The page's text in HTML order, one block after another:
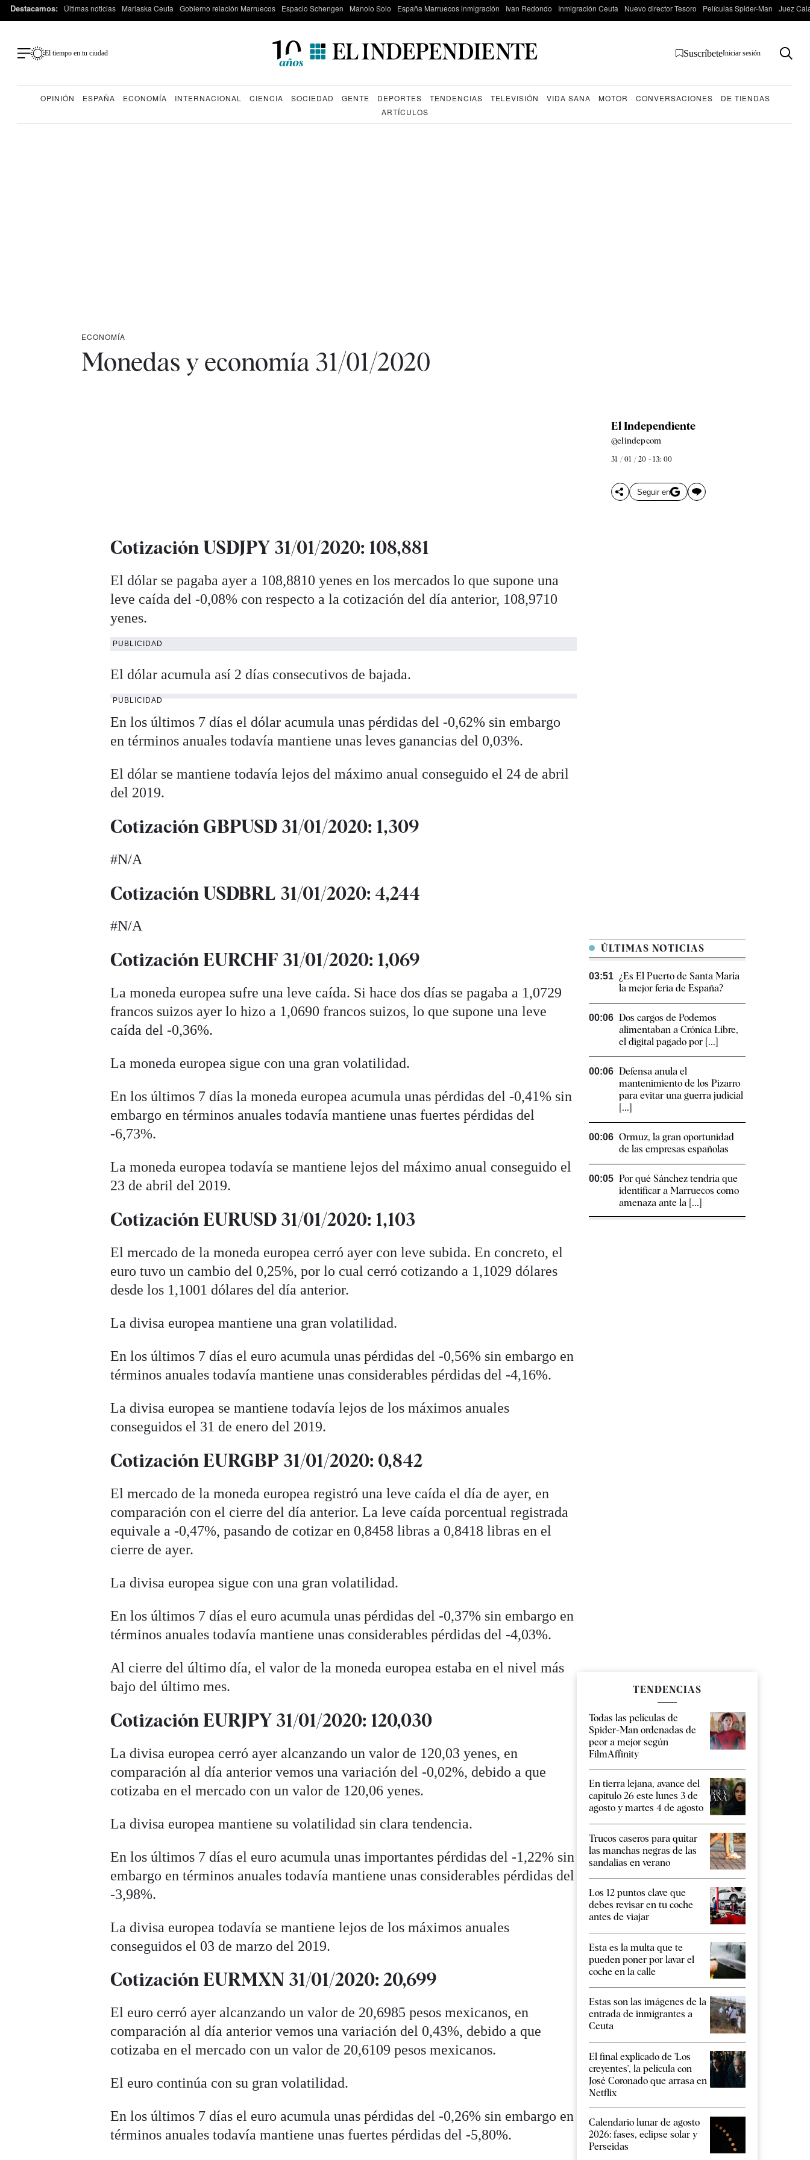
Destacamos: Últimas noticias Marlaska Ceuta Gobierno relación Marruecos Espacio Schengen Manolo Solo España Marruecos inmigración Ivan Redondo Inmigración Ceuta Nuevo director Tesoro Películas Spider-Man Juez
El tiempo en tu ciudad SuscríbeteIniciar sesión
OPINIÓN ESPAÑA ECONOMÍA INTERNACIONAL CIENCIA SOCIEDAD GENTE DEPORTES TENDENCIAS TELEVISIÓN VIDA SANA MOTOR CONVERSACIONES
DE TIENDAS
ARTÍCULOS
ECONOMÍA
Monedas y economía 31/01/2020
El Independiente
@elindepcom
31 / 01 / 20 - 13: 00
Seguir en
Cotización USDJPY 31/01/2020: 108,881
El dólar se pagaba ayer a 108,8810 yenes en los mercados lo que supone una
leve caída del -0,08% con respecto a la cotización del día anterior, 108,9710
yenes.
PUBLICIDAD
El dólar acumula así 2 días consecutivos de bajada.
PUBLICIDAD
En los últimos 7 días el dólar acumula unas pérdidas del -0,62% sin embargo
en términos anuales todavía mantiene unas leves ganancias del 0,03%.
El dólar se mantiene todavía lejos del máximo anual conseguido el 24 de abril
del 2019.
Cotización GBPUSD 31/01/2020: 1,309
#N/A
Cotización USDBRL 31/01/2020: 4,244
#N/A
Cotización EURCHF 31/01/2020: 1,069
La moneda europea sufre una leve caída. Si hace dos días se pagaba a 1,0729
francos suizos ayer lo hizo a 1,0690 francos suizos, lo que supone una leve
caída del -0,36%.
La moneda europea sigue con una gran volatilidad.
En los últimos 7 días la moneda europea acumula unas pérdidas del -0,41% sin
embargo en términos anuales todavía mantiene unas fuertes pérdidas del
-6,73%.
La moneda europea todavía se mantiene lejos del máximo anual conseguido el
23 de abril del 2019.
Cotización EURUSD 31/01/2020: 1,103
El mercado de la moneda europea cerró ayer con leve subida. En concreto, el
euro tuvo un cambio del 0,25%, por lo cual cerró cotizando a 1,1029 dólares
desde los 1,1001 dólares del día anterior.
La divisa europea mantiene una gran volatilidad.
En los últimos 7 días el euro acumula unas pérdidas del -0,56% sin embargo en
términos anuales todavía mantiene unas considerables pérdidas del -4,16%.
La divisa europea se mantiene todavía lejos de los máximos anuales
conseguidos el 31 de enero del 2019.
Cotización EURGBP 31/01/2020: 0,842
El mercado de la moneda europea registró una leve caída el día de ayer, en
comparación con el cierre del día anterior. La leve caída porcentual registrada
equivale a -0,47%, pasando de cotizar en 0,8458 libras a 0,8418 libras en el
cierre de ayer.
La divisa europea sigue con una gran volatilidad.
En los últimos 7 días el euro acumula unas pérdidas del -0,37% sin embargo en
términos anuales todavía mantiene unas considerables pérdidas del -4,03%.
Al cierre del último día, el valor de la moneda europea estaba en el nivel más
bajo del último mes.
Cotización EURJPY 31/01/2020: 120,030
La divisa europea cerró ayer alcanzando un valor de 120,03 yenes, en
comparación al día anterior vemos una variación del -0,02%, debido a que
cotizaba en el mercado con un valor de 120,06 yenes.
La divisa europea mantiene su volatilidad sin clara tendencia.
En los últimos 7 días el euro acumula unas importantes pérdidas del -1,22% sin
embargo en términos anuales todavía mantiene unas considerables pérdidas del
-3,98%.
La divisa europea todavía se mantiene lejos de los máximos anuales
conseguidos el 03 de marzo del 2019.
Cotización EURMXN 31/01/2020: 20,699
El euro cerró ayer alcanzando un valor de 20,6985 pesos mexicanos, en
comparación al día anterior vemos una variación del 0,43%, debido a que
cotizaba en el mercado con un valor de 20,6109 pesos mexicanos.
El euro continúa con su gran volatilidad.
En los últimos 7 días el euro acumula unas pérdidas del -0,26% sin embargo en
términos anuales todavía mantiene unas fuertes pérdidas del -5,80%.
ÚLTIMAS NOTICIAS
03:51 ¿Es El Puerto de Santa María
la mejor feria de España?
00:06 Dos cargos de Podemos
alimentaban a Crónica Libre,
el digital pagado por [...]
00:06 Defensa anula el
mantenimiento de los Pizarro
para evitar una guerra judicial
[...]
00:06 Ormuz, la gran oportunidad
de las empresas españolas
00:05 Por qué Sánchez tendría que
identificar a Marruecos como
amenaza ante la [...]
TENDENCIAS
Todas las películas de
Spider-Man ordenadas de
peor a mejor según
FilmAffinity
En tierra lejana, avance del
capítulo 26 este lunes 3 de
agosto y martes 4 de agosto
Trucos caseros para quitar
las manchas negras de las
sandalias en verano
Los 12 puntos clave que
debes revisar en tu coche
antes de viajar
Esta es la multa que te
pueden poner por lavar el
coche en la calle
Estas son las imágenes de la
entrada de inmigrantes a
Ceuta
El final explicado de 'Los
creyentes', la película con
José Coronado que arrasa en
Netflix
Calendario lunar de agosto
2026: fases, eclipse solar y
Perseidas